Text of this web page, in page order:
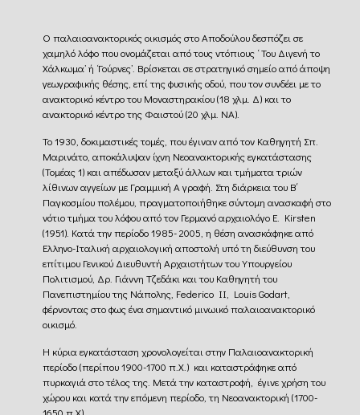
Ο παλαιοανακτορικός οικισμός στο Αποδούλου δεσπόζει σε
χαμηλό λόφο που ονομάζεται από τους ντόπιους ‘ Του Διγενή το
Χάλκωμα’ ή ‘Γούρνες’. Βρίσκεται σε στρατηγικό σημείο από άποψη
γεωγραφικής θέσης, επί της φυσικής οδού, που τον συνδέει με το
ανακτορικό κέντρο του Μοναστηρακίου (18 χλμ. Δ) και το
ανακτορικό κέντρο της Φαιστού (20 χλμ. ΝΑ).
Το 1930, δοκιμαστικές τομές, που έγιναν από τον Καθηγητή Σπ.
Μαρινάτο, αποκάλυψαν ίχνη Νεοανακτορικής εγκατάστασης
(Τομέας 1) και απέδωσαν μεταξύ άλλων και τμήματα τριών
λίθινων αγγείων με Γραμμική Α γραφή. Στη διάρκεια του Β΄
Παγκοσμίου πολέμου, πραγματοποιήθηκε σύντομη ανασκαφή στο
νότιο τμήμα του λόφου από τον Γερμανό αρχαιολόγο E. Kirsten
(1951). Κατά την περίοδο 1985- 2005, η θέση ανασκάφηκε από
Ελληνο-Ιταλική αρχαιολογική αποστολή υπό τη διεύθυνση του
επίτιμου Γενικού Διευθυντή Αρχαιοτήτων του Υπουργείου
Πολιτισμού, Δρ. Γιάννη Τζεδάκι και του Καθηγητή του
Πανεπιστημίου της Νάπολης, Federico II, Louis Godart,
φέρνοντας στο φως ένα σημαντικό μινωικό παλαιοανακτορικό
οικισμό.
Η κύρια εγκατάσταση χρονολογείται στην Παλαιοανακτορική
περίοδο (περίπου 1900-1700 π.Χ.) και καταστράφηκε από
πυρκαγιά στο τέλος της. Μετά την καταστροφή, έγινε χρήση του
χώρου και κατά την επόμενη περίοδο, τη Νεοανακτορική (1700-